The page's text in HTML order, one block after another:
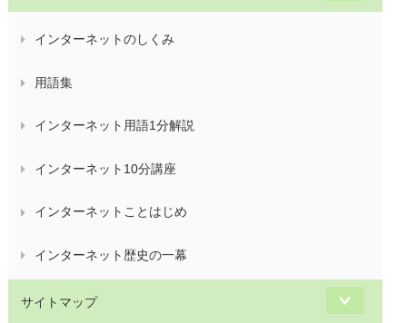
インターネットのしくみ
用語集
インターネット用語1分解説
インターネット10分講座
インターネットことはじめ
インターネット歴史の一幕
サイトマップ